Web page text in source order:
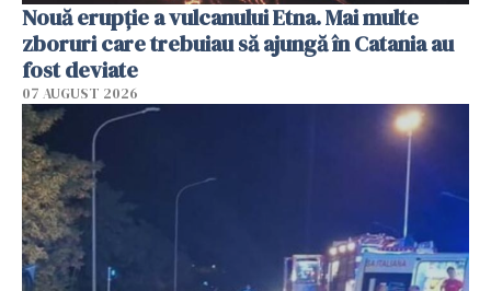
Nouă erupție a vulcanului Etna. Mai multe
zboruri care trebuiau să ajungă în Catania au
fost deviate
07 AUGUST 2026